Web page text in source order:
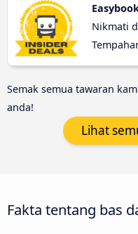
Nikmati
Semak semua tawaran
anda!
Lihat
Fakta tentang bas